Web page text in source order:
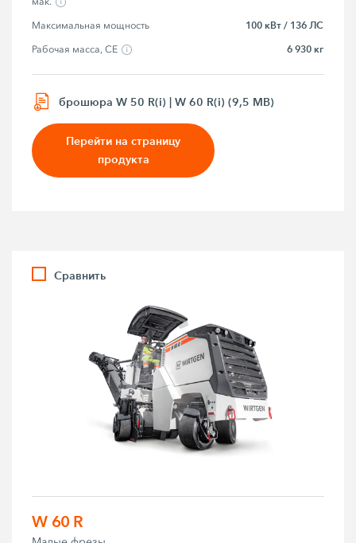
Максимальная мощность 100 кВт / 136 ЛС
Рабочая масса, CE 6 930 кг
брошюра W 50 R(i) | W 60 R(i) (9,5 MB)
Перейти на страницу
продукта
Сравнить
W 60 R